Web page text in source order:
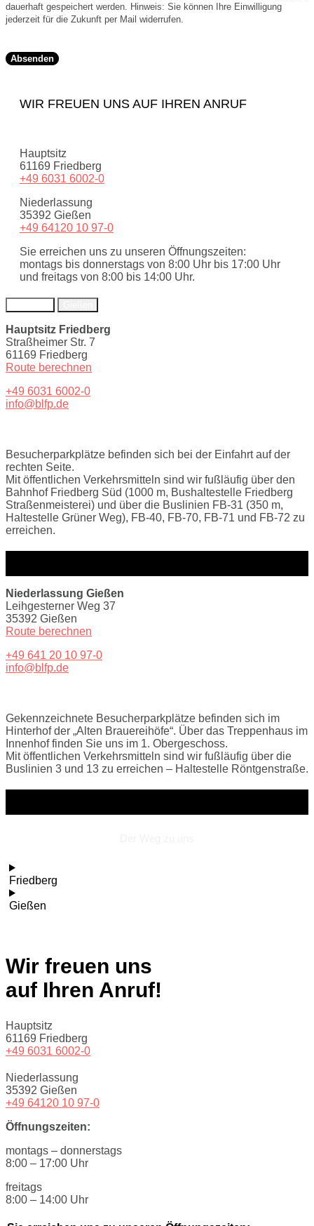
dauerhaft gespeichert werden. Hinweis: Sie können Ihre Einwilligung
jederzeit für die Zukunft per Mail widerrufen.
Absenden
WIR FREUEN UNS AUF IHREN ANRUF
Hauptsitz
61169 Friedberg
+49 6031 6002-0
Niederlassung
35392 Gießen
+49 64120 10 97-0
Sie erreichen uns zu unseren Öffnungszeiten:
montags bis donnerstags von 8:00 Uhr bis 17:00 Uhr
und freitags von 8:00 bis 14:00 Uhr.
Hauptsitz Friedberg
Straßheimer Str. 7
61169 Friedberg
Route berechnen
+49 6031 6002-0
info@blfp.de
Besucherparkplätze befinden sich bei der Einfahrt auf der
rechten Seite.
Mit öffentlichen Verkehrsmitteln sind wir fußläufig über den
Bahnhof Friedberg Süd (1000 m, Bushaltestelle Friedberg
Straßenmeisterei) und über die Buslinien FB-31 (350 m,
Haltestelle Grüner Weg), FB-40, FB-70, FB-71 und FB-72 zu
erreichen.
Niederlassung Gießen
Leihgesterner Weg 37
35392 Gießen
Route berechnen
+49 641 20 10 97-0
info@blfp.de
Gekennzeichnete Besucherparkplätze befinden sich im
Hinterhof der „Alten Brauereihöfe“. Über das Treppenhaus im
Innenhof finden Sie uns im 1. Obergeschoss.
Mit öffentlichen Verkehrsmitteln sind wir fußläufig über die
Buslinien 3 und 13 zu erreichen – Haltestelle Röntgenstraße.
Friedberg
Gießen
Wir freuen uns
auf Ihren Anruf!
Hauptsitz
61169 Friedberg
+49 6031 6002-0
Niederlassung
35392 Gießen
+49 64120 10 97-0
Öffnungszeiten:
montags – donnerstags
8:00 – 17:00 Uhr
freitags
8:00 – 14:00 Uhr